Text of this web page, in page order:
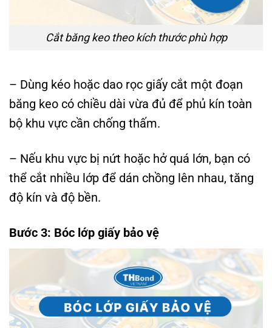
Cắt băng keo theo kích thước phù hợp
– Dùng kéo hoặc dao rọc giấy cắt một đoạn
băng keo có chiều dài vừa đủ để phủ kín toàn
bộ khu vực cần chống thấm.
– Nếu khu vực bị nứt hoặc hở quá lớn, bạn có
thể cắt nhiều lớp để dán chồng lên nhau, tăng
độ kín và độ bền.
Bước 3: Bóc lớp giấy bảo vệ